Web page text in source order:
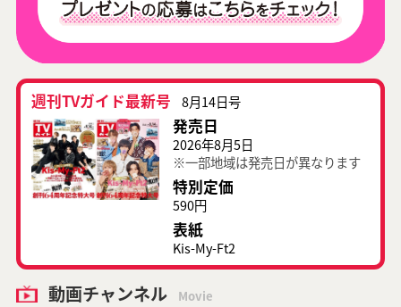
週刊TVガイド最新号 8月14日号
発売日
2026年8月5日
※一部地域は発売日が異なります
特別定価
590円
表紙
Kis-My-Ft2
動画チャンネル Movie